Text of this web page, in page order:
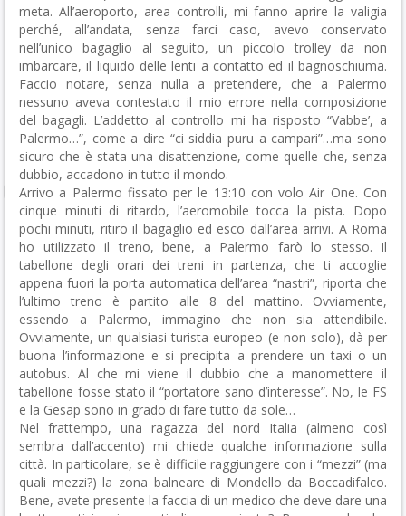
meta. All’aeroporto, area controlli, mi fanno aprire la valigia
perché, all’andata, senza farci caso, avevo conservato
nell’unico bagaglio al seguito, un piccolo trolley da non
imbarcare, il liquido delle lenti a contatto ed il bagnoschiuma.
Faccio notare, senza nulla a pretendere, che a Palermo
nessuno aveva contestato il mio errore nella composizione
del bagagli. L’addetto al controllo mi ha risposto “Vabbe’, a
Palermo…”, come a dire “ci siddia puru a campari”…ma sono
sicuro che è stata una disattenzione, come quelle che, senza
dubbio, accadono in tutto il mondo.
Arrivo a Palermo fissato per le 13:10 con volo Air One. Con
cinque minuti di ritardo, l’aeromobile tocca la pista. Dopo
pochi minuti, ritiro il bagaglio ed esco dall’area arrivi. A Roma
ho utilizzato il treno, bene, a Palermo farò lo stesso. Il
tabellone degli orari dei treni in partenza, che ti accoglie
appena fuori la porta automatica dell’area “nastri”, riporta che
l’ultimo treno è partito alle 8 del mattino. Ovviamente,
essendo a Palermo, immagino che non sia attendibile.
Ovviamente, un qualsiasi turista europeo (e non solo), dà per
buona l’informazione e si precipita a prendere un taxi o un
autobus. Al che mi viene il dubbio che a manomettere il
tabellone fosse stato il “portatore sano d’interesse”. No, le FS
e la Gesap sono in grado di fare tutto da sole…
Nel frattempo, una ragazza del nord Italia (almeno così
sembra dall’accento) mi chiede qualche informazione sulla
città. In particolare, se è difficile raggiungere con i “mezzi” (ma
quali mezzi?) la zona balneare di Mondello da Boccadifalco.
Bene, avete presente la faccia di un medico che deve dare una